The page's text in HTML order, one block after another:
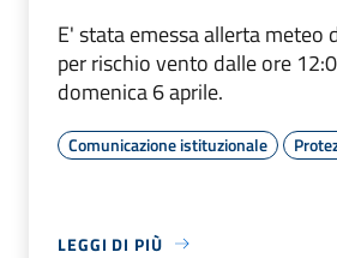
E' stata emessa allerta meteo
per rischio vento dalle ore
domenica 6 aprile.
Comunicazione istituzionale
LEGGI DI PIÙ